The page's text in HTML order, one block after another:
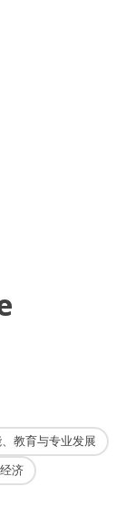
教育与专业发展
济